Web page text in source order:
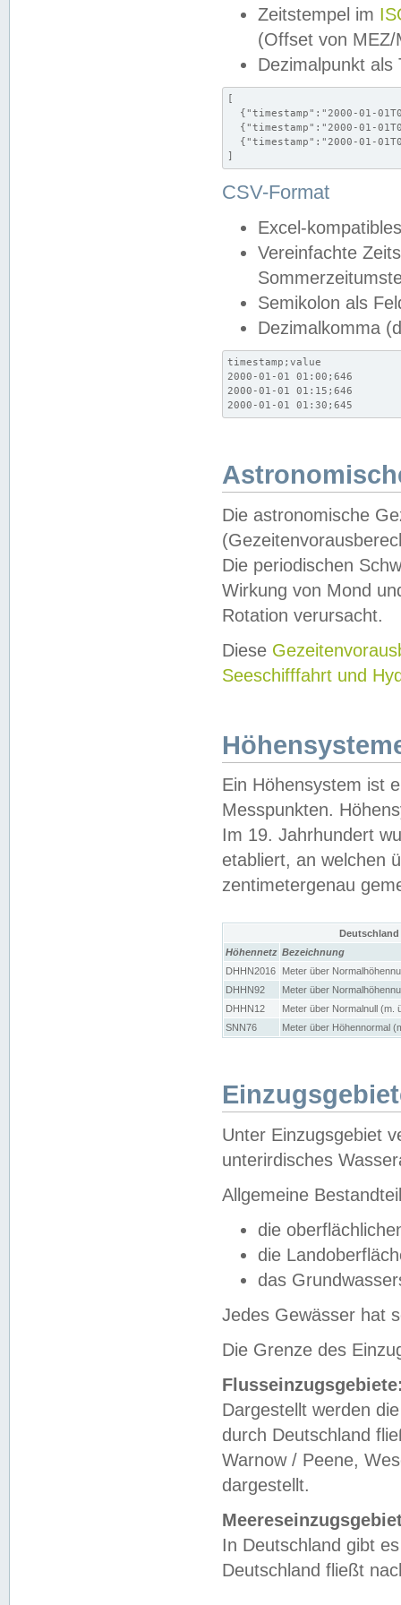
Zeitstempel im
(Offset von MEZ/
Dezimalpunkt als
[
{"timestamp":"2000-01-
{"timestamp":"2000-01-
{"timestamp":"2000-01-
]
CSV-Format
Excel-
Vereinfachte
Semikolon als
Dezimalkomma
timestamp;value
2000-01-01 01:00;646
2000-01-01 01:15;646
2000-01-01 01:30;645
Die astronomische
Die periodischen
Wirkung von Mond
Rotation verursacht.
Diese
Seeschifffahrt und
Ein Höhensystem ist
Messpunkten.
Im 19. Jahrhundert
etabliert, an welchen
zentimetergenau
Höhennetz Bezeichnung
DHHN2016
Meter über
DHHN92
Meter über
DHHN12
Meter über Normalnull (m.
SNN76
Meter über Höhennormal
Unter Einzugsgebiet
unterirdisches
Allgemeine
die
die
das
Jedes Gewässer hat
Die Grenze des
Dargestellt werden
durch Deutschland
Warnow / Peene,
dargestellt.
In Deutschland gibt
Deutschland fließt